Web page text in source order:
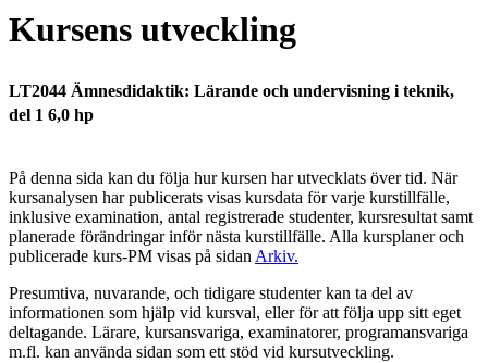
Kursens utveckling
LT2044 Ämnesdidaktik: Lärande och undervisning i teknik,
del 1 6,0 hp
På denna sida kan du följa hur kursen har utvecklats över tid. När
kursanalysen har publicerats visas kursdata för varje kurstillfälle,
inklusive examination, antal registrerade studenter, kursresultat samt
planerade förändringar inför nästa kurstillfälle. Alla kursplaner och
publicerade kurs-PM visas på sidan Arkiv.
Presumtiva, nuvarande, och tidigare studenter kan ta del av
informationen som hjälp vid kursval, eller för att följa upp sitt eget
deltagande. Lärare, kursansvariga, examinatorer, programansvariga
m.fl. kan använda sidan som ett stöd vid kursutveckling.